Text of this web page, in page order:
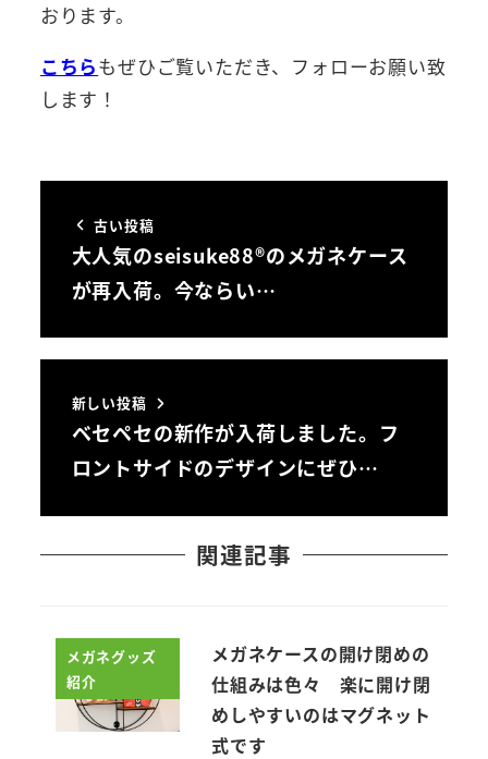
おります。
こちらもぜひご覧いただき、フォローお願い致
します！
古い投稿
大人気のseisuke88®のメガネケース
が再入荷。今ならい…
新しい投稿
ベセペセの新作が入荷しました。フ
ロントサイドのデザインにぜひ…
関連記事
メガネグッズ
紹介
メガネケースの開け閉めの
仕組みは色々 楽に開け閉
めしやすいのはマグネット
式です